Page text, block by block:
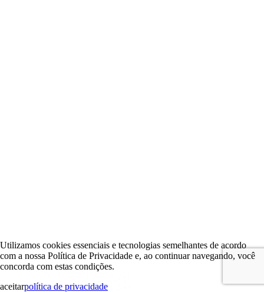
Utilizamos cookies essenciais e tecnologias semelhantes de acordo
com a nossa Política de Privacidade e, ao continuar navegando, você
concorda com estas condições.
aceitarpolítica de privacidade